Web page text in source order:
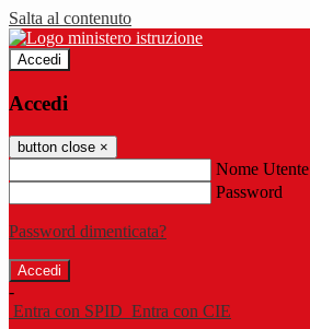
Salta al contenuto
Accedi
Accedi
button close ×
Nome Utente
Password
Password dimenticata?
-
Entra con SPID Entra con CIE